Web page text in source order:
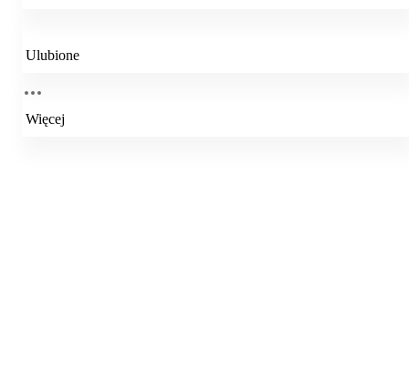
Ulubione
Więcej